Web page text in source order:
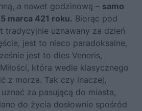
a nawet godzinową – samo
marca 421 roku. Biorąc pod
tradycyjnie uznawany za dzień
jest to nieco paradoksalne,
jest to dies Veneris,
która wedle klasycznego
z morza. Tak czy inaczej,
za pasującą do miasta,
do życia dosłownie spośród